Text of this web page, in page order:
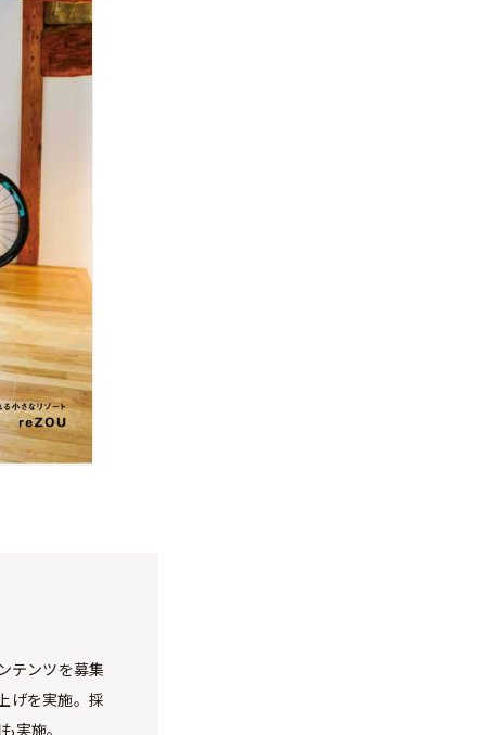
テンツを募集
げを実施。採
実施。